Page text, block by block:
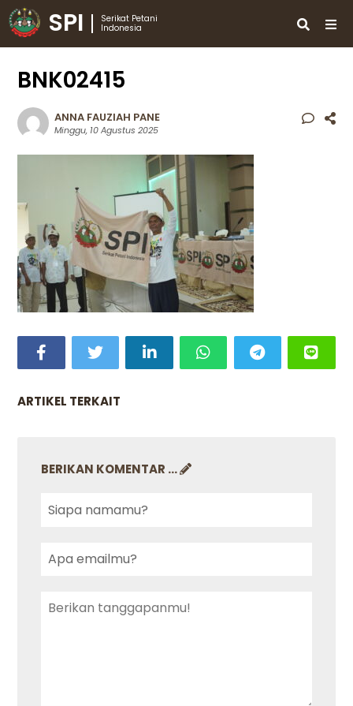
SPI
Serikat Petani
Indonesia
BNK02415
ANNA FAUZIAH PANE
Minggu, 10 Agustus 2025
ARTIKEL TERKAIT
BERIKAN KOMENTAR ...